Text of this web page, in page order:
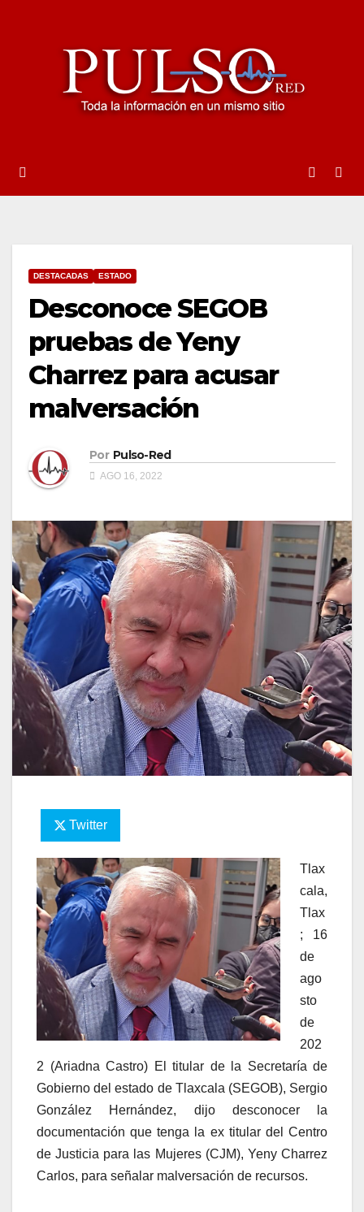
DESTACADAS ESTADO
Desconoce SEGOB
pruebas de Yeny
Charrez para acusar
malversación
Por Pulso-Red
AGO 16, 2022
Twitter
Tlax
cala,
Tlax
; 16
de
ago
sto
de
202
2 (Ariadna Castro) El titular de la Secretaría de
Gobierno del estado de Tlaxcala (SEGOB), Sergio
González Hernández, dijo desconocer la
documentación que tenga la ex titular del Centro
de Justicia para las Mujeres (CJM), Yeny Charrez
Carlos, para señalar malversación de recursos.